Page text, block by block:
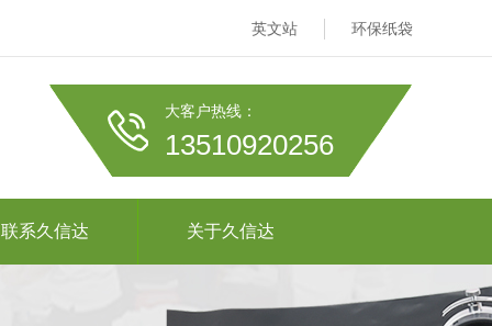
英文站 环保纸袋
大客户热线：
13510920256
联系久信达 关于久信达